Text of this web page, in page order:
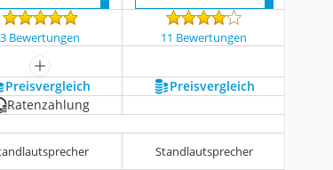
3 Bewertungen
11 Bewertungen
mehr anzeigen
Preis­vergleich Preis­vergleich
Ratenzahlung
Standlautsprecher